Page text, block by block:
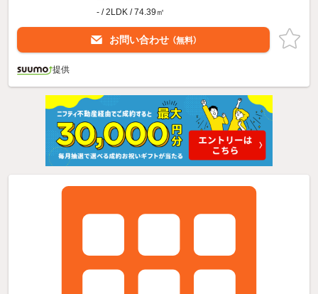
- / 2LDK / 74.39㎡
お問い合わせ （無料）
提供